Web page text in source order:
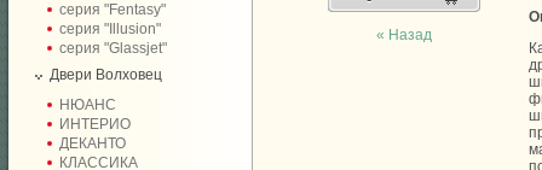
серия "Fentasy"
серия "Illusion"
серия "Glassjet"
Двери Волховец
НЮАНС
ИНТЕРИО
ДЕКАНТО
КЛАССИКА
« Назад